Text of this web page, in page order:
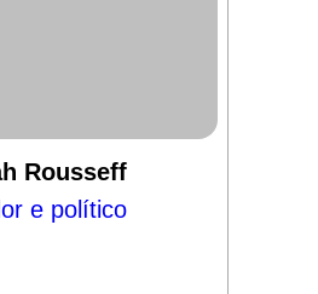
Rousseff
e político